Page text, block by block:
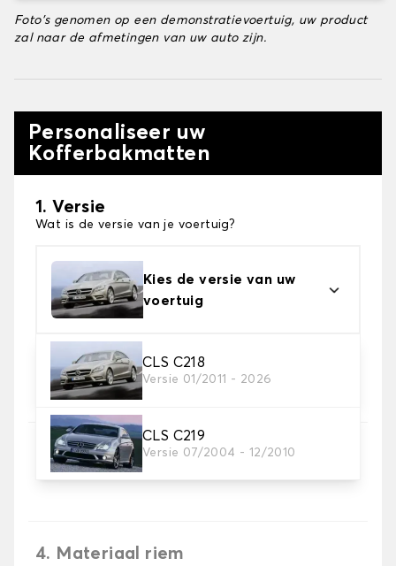
Foto's genomen op een demonstratievoertuig, uw product
zal naar de afmetingen van uw auto zijn.
Personaliseer uw
Kofferbakmatten
1. Versie
Wat is de versie van je voertuig?
Kies de versie van uw
voertuig
CLS C218
Versie 01/2011 - 2026
CLS C219
Versie 07/2004 - 12/2010
2. Materiaal
Kies het materiaal van uw kofferbakmat
3. Tapijt kleuren
Kies de kleur van je tapijt kofferruimte.
4. Materiaal riem